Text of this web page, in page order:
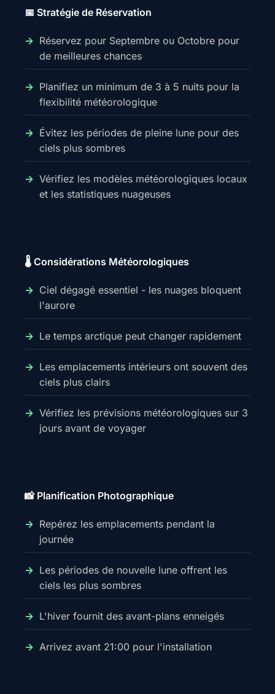
📅 Stratégie de Réservation
Réservez pour Septembre ou Octobre pour
de meilleures chances
Planifiez un minimum de 3 à 5 nuits pour la
flexibilité météorologique
Évitez les périodes de pleine lune pour des
ciels plus sombres
Vérifiez les modèles météorologiques locaux
et les statistiques nuageuses
🌡️ Considérations Météorologiques
Ciel dégagé essentiel - les nuages bloquent
l'aurore
Le temps arctique peut changer rapidement
Les emplacements intérieurs ont souvent des
ciels plus clairs
Vérifiez les prévisions météorologiques sur 3
jours avant de voyager
📸 Planification Photographique
Repérez les emplacements pendant la
journée
Les périodes de nouvelle lune offrent les
ciels les plus sombres
L'hiver fournit des avant-plans enneigés
Arrivez avant 21:00 pour l'installation